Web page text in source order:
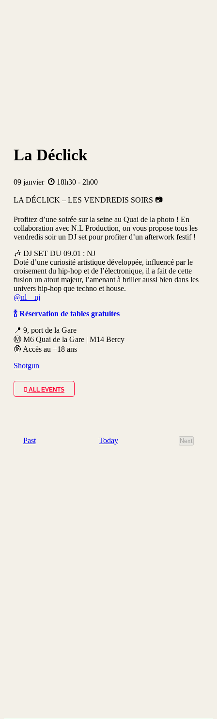
La Déclick
09 janvier 18h30 - 2h00
LA DÉCLICK – LES VENDREDIS SOIRS 📷
Profitez d’une soirée sur la seine au Quai de la photo ! En
collaboration avec N.L Production, on vous propose tous les
vendredis soir un DJ set pour profiter d’un afterwork festif !
🎶 DJ SET DU 09.01 : NJ
Doté d’une curiosité artistique développée, influencé par le
croisement du hip-hop et de l’électronique, il a fait de cette
fusion un atout majeur, l’amenant à briller aussi bien dans les
univers hip-hop que techno et house.
@nl__nj
🍾 Réservation de tables gratuites
📍 9, port de la Gare
Ⓜ️ M6 Quai de la Gare | M14 Bercy
🔞 Accès au +18 ans
Shotgun
ALL EVENTS
Pastevents Today
Next
events